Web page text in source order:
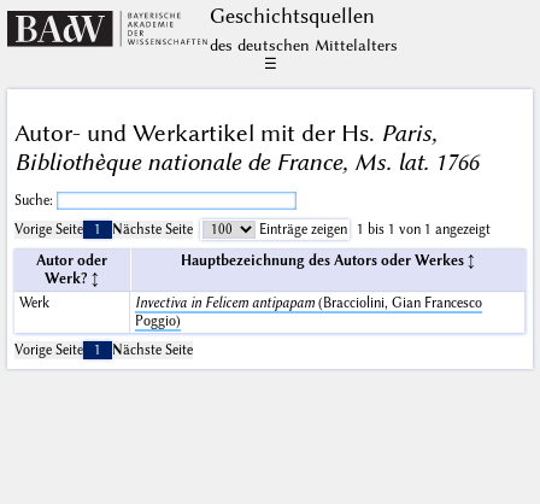
Geschichts­quellen
des deutschen Mittelalters
☰
Autor- und Werkartikel mit der Hs. Paris,
Bibliothèque nationale de France, Ms. lat. 1766
Suche:
Vorige Seite
1 Nächste Seite Einträge zeigen
1 bis 1 von 1 angezeigt
Autor oder
Werk?
Hauptbezeichnung des Autors oder Werkes
Werk Invectiva in Felicem antipapam(Bracciolini, Gian Francesco
Poggio)
Vorige Seite
1 Nächste Seite